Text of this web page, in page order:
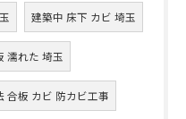
建築中 床下 カビ 埼玉
濡れた 埼玉
合板 カビ 防カビ工事